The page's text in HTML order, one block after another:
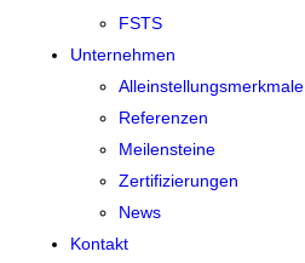
FSTS
Unternehmen
Alleinstellungsmerkmale
Referenzen
Meilensteine
Zertifizierungen
News
Kontakt